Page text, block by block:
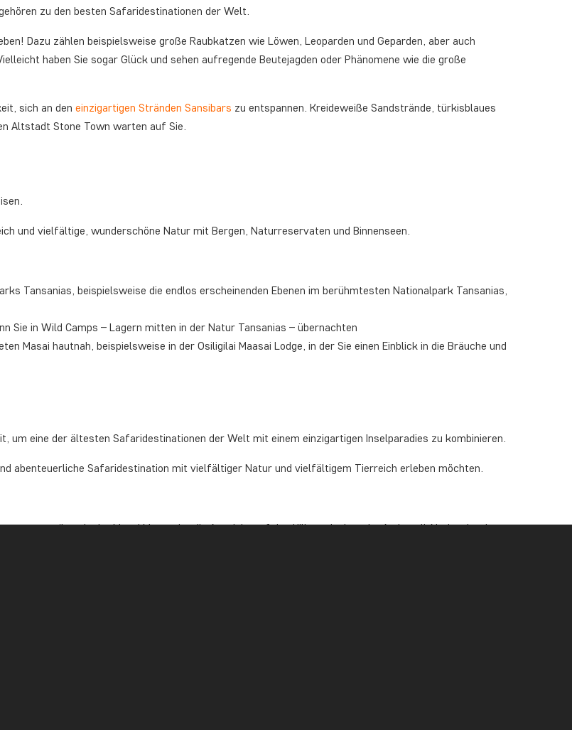
zu den besten Safaridestinationen der Welt.
Dazu zählen beispielsweise große Raubkatzen wie Löwen, Leoparden und Geparden, aber auch
haben Sie sogar Glück und sehen aufregende Beutejagden oder Phänomene wie die große
sich an den einzigartigen Stränden Sansibars zu entspannen. Kreideweiße Sandstrände, türkisblaues
Altstadt Stone Town warten auf Sie.
und vielfältige, wunderschöne Natur mit Bergen, Naturreservaten und Binnenseen.
Tansanias, beispielsweise die endlos erscheinenden Ebenen im berühmtesten Nationalpark Tansanias,
Sie in Wild Camps – Lagern mitten in der Natur Tansanias – übernachten
Masai hautnah, beispielsweise in der Osiligilai Maasai Lodge, in der Sie einen Einblick in die Bräuche und
um eine der ältesten Safaridestinationen der Welt mit einem einzigartigen Inselparadies zu kombinieren.
abenteuerliche Safaridestination mit vielfältiger Natur und vielfältigem Tierreich erleben möchten.
in der Masai Mara oder die Aussicht auf den Kilimandscharo im Amboseli-Nationalpark